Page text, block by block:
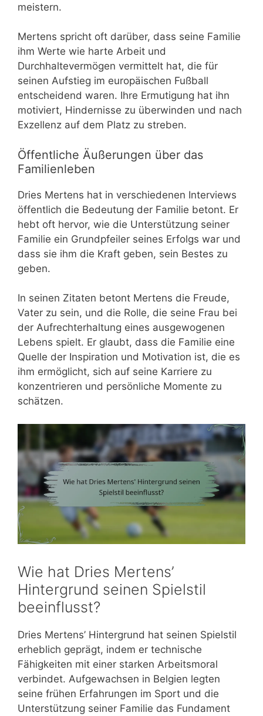
meistern.
Mertens spricht oft darüber, dass seine Familie
ihm Werte wie harte Arbeit und
Durchhaltevermögen vermittelt hat, die für
seinen Aufstieg im europäischen Fußball
entscheidend waren. Ihre Ermutigung hat ihn
motiviert, Hindernisse zu überwinden und nach
Exzellenz auf dem Platz zu streben.
Öffentliche Äußerungen über das
Familienleben
Dries Mertens hat in verschiedenen Interviews
öffentlich die Bedeutung der Familie betont. Er
hebt oft hervor, wie die Unterstützung seiner
Familie ein Grundpfeiler seines Erfolgs war und
dass sie ihm die Kraft geben, sein Bestes zu
geben.
In seinen Zitaten betont Mertens die Freude,
Vater zu sein, und die Rolle, die seine Frau bei
der Aufrechterhaltung eines ausgewogenen
Lebens spielt. Er glaubt, dass die Familie eine
Quelle der Inspiration und Motivation ist, die es
ihm ermöglicht, sich auf seine Karriere zu
konzentrieren und persönliche Momente zu
schätzen.
Wie hat Dries Mertens’
Hintergrund seinen Spielstil
beeinflusst?
Dries Mertens’ Hintergrund hat seinen Spielstil
erheblich geprägt, indem er technische
Fähigkeiten mit einer starken Arbeitsmoral
verbindet. Aufgewachsen in Belgien legten
seine frühen Erfahrungen im Sport und die
Unterstützung seiner Familie das Fundament